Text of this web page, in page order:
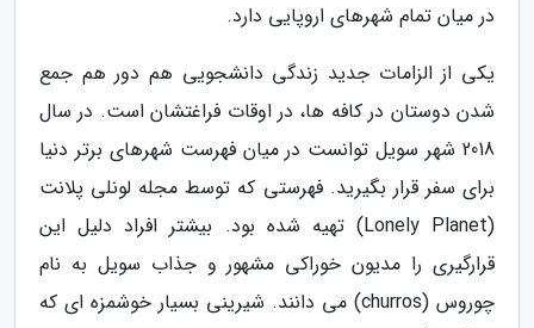
در میان تمام شهرهای اروپایی دارد.
یکی از الزامات جدید زندگی دانشجویی هم دور هم جمع
شدن دوستان در کافه ها، در اوقات فراغتشان است. در سال
2018 شهر سویل توانست در میان فهرست شهرهای برتر دنیا
برای سفر قرار بگیرید. فهرستی که توسط مجله لونلی پلانت
(Lonely Planet) تهیه شده بود. بیشتر افراد دلیل این
قرارگیری را مدیون خوراکی مشهور و جذاب سویل به نام
چوروس (churros) می دانند. شیرینی بسیار خوشمزه ای که